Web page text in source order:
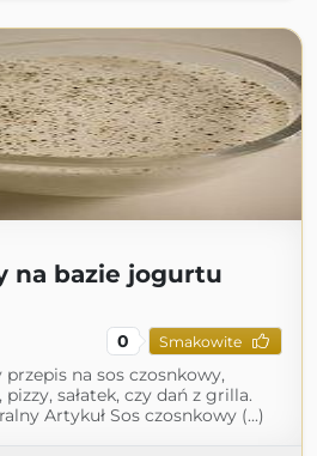
na bazie jogurtu
0 Smakowite
na sos czosnkowy,
sałatek, czy dań z grilla.
Artykuł Sos czosnkowy (...)